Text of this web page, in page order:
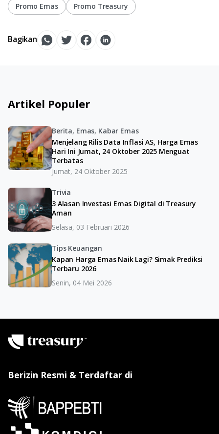
Promo Emas Promo Treasury
Bagikan
Artikel Populer
Berita, Emas, Kabar Emas
Menjelang Rilis Data Inflasi AS, Harga Emas
Hari Ini Jumat, 24 Oktober 2025 Menguat
Terbatas
Jumat, 24 Oktober 2025
Trivia
3 Alasan Investasi Emas Digital di Treasury
Aman
Selasa, 03 Februari 2026
Tips Keuangan
Kapan Harga Emas Naik Lagi? Simak Prediksi
Terbaru 2026
Senin, 04 Mei 2026
Berizin Resmi & Terdaftar di